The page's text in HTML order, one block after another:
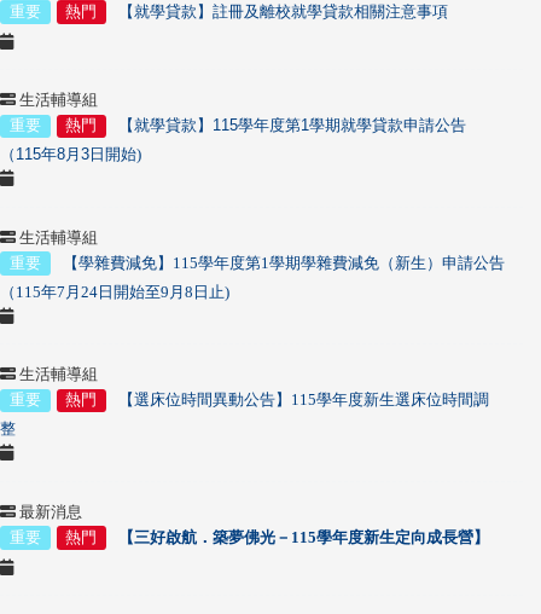
重要
熱門 【就學貸款】註冊及離校就學貸款相關注意事項
生活輔導組
重要
熱門 【就學貸款】 115學年度第1學期就學貸款申請公告
（ 115年8月 3 日開始)
生活輔導組
重要
【學雜費減免】 115學年度第1學期學雜費減免（新生）申請公告
（115年7月24日開始至9月8日止)
生活輔導組
重要
熱門
【選床位時間異動公告】115學年度新生選床位時間調
整
最新消息
重要
熱門 【三好啟航．築夢佛光－115學年度新生定向成長營】